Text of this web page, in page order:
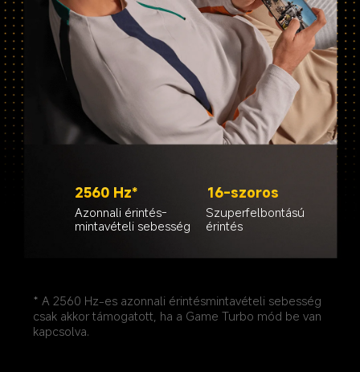
2560 Hz*
Azonnali érintés-
mintavételi sebesség
16-szoros
Szuperfelbontású
érintés
* A 2560 Hz-es azonnali érintésmintavételi sebesség
csak akkor támogatott, ha a Game Turbo mód be van
kapcsolva.